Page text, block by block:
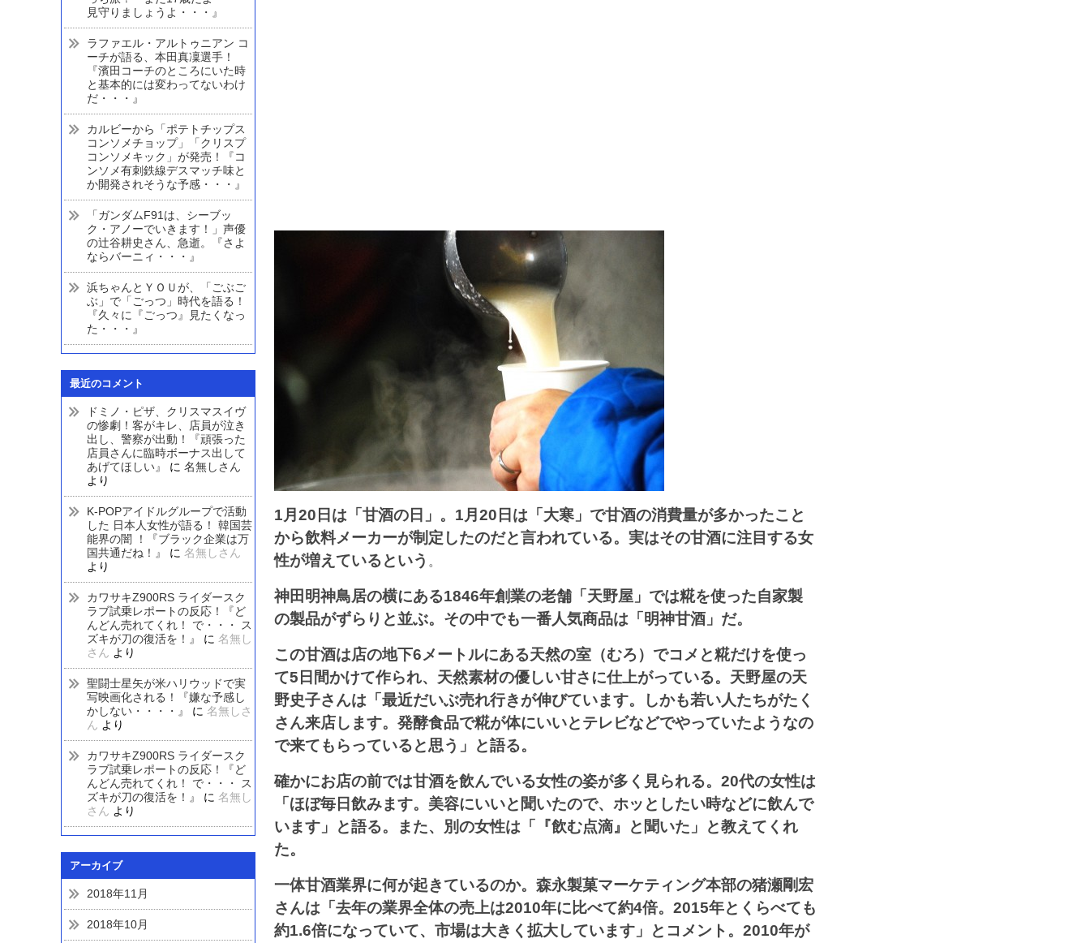
見守りましょうよ・・・』
ラファエル・アルトゥニアン コ
ーチが語る、本田真凜選手！
『濱田コーチのところにいた時
と基本的には変わってないわけ
だ・・・』
カルビーから「ポテトチップス
コンソメチョップ」「クリスプ
コンソメキック」が発売！『コ
ンソメ有刺鉄線デスマッチ味と
か開発されそうな予感・・・』
「ガンダムF91は、シーブッ
ク・アノーでいきます！」声優
の辻谷耕史さん、急逝。『さよ
ならバーニィ・・・』
浜ちゃんとＹＯＵが、「ごぶご
ぶ」で「ごっつ」時代を語る！
『久々に『ごっつ』見たくなっ
た・・・』
最近のコメント
ドミノ・ピザ、クリスマスイヴ
の惨劇！客がキレ、店員が泣き
出し、警察が出動！『頑張った
店員さんに臨時ボーナス出して
あげてほしい』
に 名無しさん
より
K-POPアイドルグループで活動
した 日本人女性が語る！ 韓国芸
能界の闇 ！『ブラック企業は万
国共通だね！』
に 名無しさん
より
カワサキZ900RS ライダースク
ラブ試乗レポートの反応！『ど
んどん売れてくれ！ で・・・ ス
ズキが刀の復活を！』
に 名無し
さん より
聖闘士星矢が米ハリウッドで実
写映画化される！『嫌な予感し
かしない・・・・』
に 名無しさ
ん より
カワサキZ900RS ライダースク
ラブ試乗レポートの反応！『ど
んどん売れてくれ！ で・・・ ス
ズキが刀の復活を！』
に 名無し
さん より
アーカイブ
2018年11月
2018年10月
1月20日は「甘酒の日」。1月20日は「大寒」で甘酒の消費量が多かったこと
から飲料メーカーが制定したのだと言われている。実はその甘酒に注目する女
性が増えているという 。
神田明神鳥居の横にある1846年創業の老舗「天野屋」では糀を使った自家製
の製品がずらりと並ぶ。その中でも一番人気商品は「明神甘酒」だ。
この甘酒は店の地下6メートルにある天然の室（むろ）でコメと糀だけを使っ
て5日間かけて作られ、天然素材の優しい甘さに仕上がっている。天野屋の天
野史子さんは「最近だいぶ売れ行きが伸びています。しかも若い人たちがたく
さん来店します。発酵食品で糀が体にいいとテレビなどでやっていたようなの
で来てもらっていると思う」と語る。
確かにお店の前では甘酒を飲んでいる女性の姿が多く見られる。20代の女性は
「ほぼ毎日飲みます。美容にいいと聞いたので、ホッとしたい時などに飲んで
います」と語る。また、別の女性は「『飲む点滴』と聞いた」と教えてくれ
た。
一体甘酒業界に何が起きているのか。森永製菓マーケティング本部の猪瀬剛宏
さんは「去年の業界全体の売上は2010年に比べて約4倍。2015年とくらべても
約1.6倍になっていて、市場は大きく拡大しています」とコメント。2010年が